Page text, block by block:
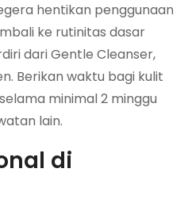
hentikan penggunaan
ke rutinitas dasar
dari Gentle Cleanser,
Berikan waktu bagi kulit
minimal 2 minggu
lain.
di